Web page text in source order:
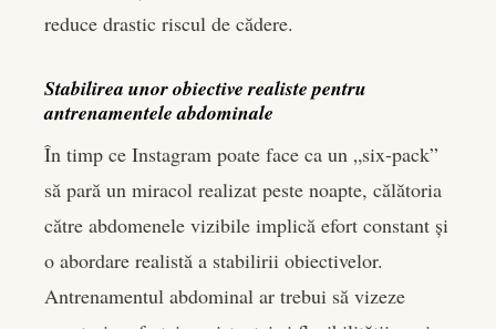
reduce drastic riscul de cădere.
Stabilirea unor obiective realiste pentru
antrenamentele abdominale
În timp ce Instagram poate face ca un „six-pack”
să pară un miracol realizat peste noapte, călătoria
către abdomenele vizibile implică efort constant și
o abordare realistă a stabilirii obiectivelor.
Antrenamentul abdominal ar trebui să vizeze